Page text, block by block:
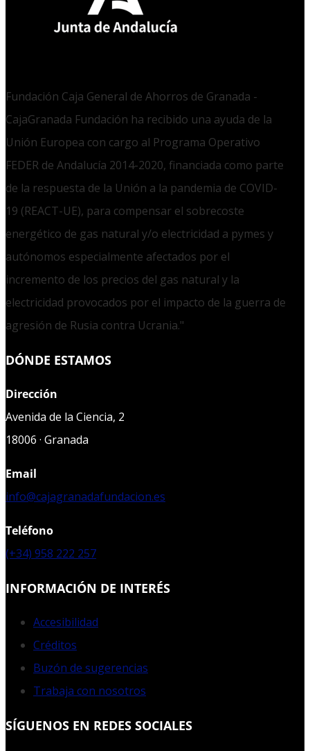
Fundación Caja General de Ahorros de Granada -
CajaGranada Fundación ha recibido una ayuda de la
Unión Europea con cargo al Programa Operativo
FEDER de Andalucía 2014-2020, financiada como parte
de la respuesta de la Unión a la pandemia de COVID-
19 (REACT-UE), para compensar el sobrecoste
energético de gas natural y/o electricidad a pymes y
autónomos especialmente afectados por el
incremento de los precios del gas natural y la
electricidad provocados por el impacto de la guerra de
agresión de Rusia contra Ucrania."
DÓNDE ESTAMOS
Dirección
Avenida de la Ciencia, 2
18006 · Granada
Email
info@cajagranadafundacion.es
Teléfono
(+34) 958 222 257
INFORMACIÓN DE INTERÉS
Accesibilidad
Créditos
Buzón de sugerencias
Trabaja con nosotros
SÍGUENOS EN REDES SOCIALES